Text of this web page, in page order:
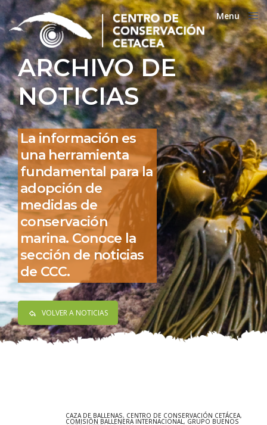
ARCHIVO DE
NOTICIAS
La información es
una herramienta
fundamental para la
adopción de
medidas de
conservación
marina. Conoce la
sección de noticias
de CCC.
VOLVER A NOTICIAS
Menu
Close
CAZA DE BALLENAS, CENTRO DE CONSERVACIÓN CETÁCEA,
COMISIÓN BALLENERA INTERNACIONAL, GRUPO BUENOS